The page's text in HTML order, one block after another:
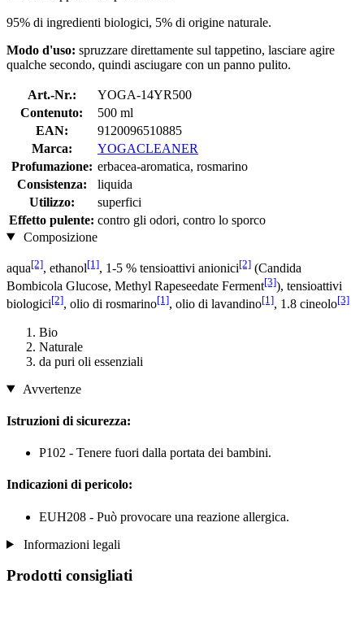
95% di ingredienti biologici, 5% di origine naturale.
Modo d'uso: spruzzare direttamente sul tappetino, lasciare agire
qualche secondo, quindi asciugare con un panno pulito.
Art.-Nr.:
YOGA-14YR500
Contenuto:
500 ml
EAN:
9120096510885
Marca:
YOGACLEANER
Profumazione: erbacea-aromatica, rosmarino
Consistenza:
liquida
Utilizzo:
superfici
Effetto pulente: contro gli odori, contro lo sporco
Composizione
aqua[2], ethanol[1], 1-5 % tensioattivi anionici[2] (Candida
Bombicola Glucose, Methyl Rapeseedate Ferment[3]), tensioattivi
biologici[2], olio di rosmarino[1], olio di lavandino[1], 1.8 cineolo[3]
Bio
Naturale
da puri oli essenziali
Avvertenze
Istruzioni di sicurezza:
P102 - Tenere fuori dalla portata dei bambini.
Indicazioni di pericolo:
EUH208 - Può provocare una reazione allergica.
Informazioni legali
Prodotti consigliati